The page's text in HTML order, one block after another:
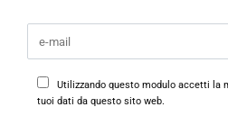
Utilizzando questo modulo accetti la
tuoi dati da questo sito web.